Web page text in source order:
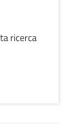
ricerca